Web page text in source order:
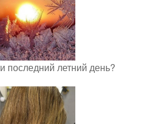
последний летний день?